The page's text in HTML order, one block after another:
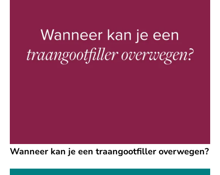
Wanneer kan je een traangootfiller overwegen?